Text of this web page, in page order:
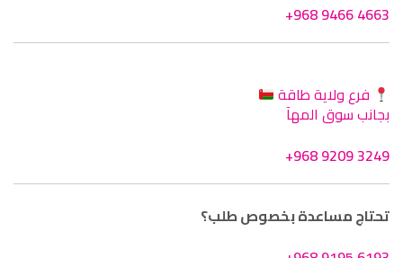
+968 9466 4663
فرع ولاية طاقة
بجانب سوق المهآ
+968 9209 3249
تحتاج مساعدة بخصوص طلب؟